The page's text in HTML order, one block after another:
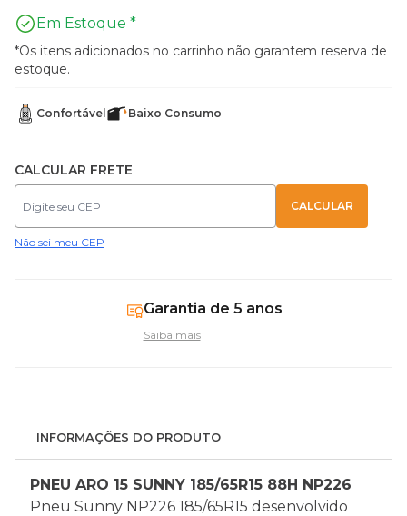
Em Estoque *
*Os itens adicionados no carrinho não garantem reserva de
estoque.
Confortável Baixo Consumo
CALCULAR FRETE
Não sei meu CEP
Garantia de 5 anos
Saiba mais
INFORMAÇÕES DO PRODUTO
PNEU ARO 15 SUNNY 185/65R15 88H NP226
Pneu Sunny NP226 185/65R15 desenvolvido